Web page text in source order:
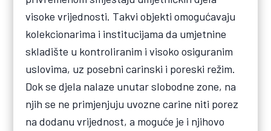
visoke vrijednosti. Takvi objekti omogućavaju
kolekcionarima i institucijama da umjetnine
skladište u kontroliranim i visoko osiguranim
uslovima, uz posebni carinski i poreski režim.
Dok se djela nalaze unutar slobodne zone, na
njih se ne primjenjuju uvozne carine niti porez
na dodanu vrijednost, a moguće je i njihovo